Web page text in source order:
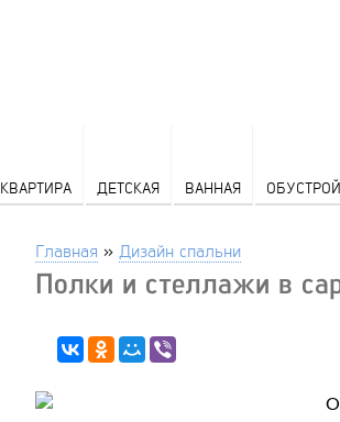
КВАРТИРА ДЕТСКАЯ ВАННАЯ
Главная » Дизайн спальни
Полки и стеллажи в